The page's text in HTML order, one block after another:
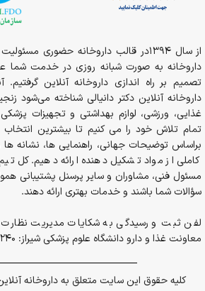
تصمیم بر راه اندازی داروخانه آنلاین
داروخانه آنلاین دکتر دانیالی شناخته می‌شود
غذایی، ورزشی، لوازم بهداشتی و تجهیزات
تمام تلاش خود را می کنیم تا بیشترین
براساس توضیحات جهانی، راهنمایی ها، نشانه
کاملی از مواد تشکیل دهنده ارائه دهیم. کل
مسئول فنی، مشاوران و سایر پرسنل پشتیبانی
سؤالات شما باشند و خدمات بهتری ارائه دهند.
لفن ثبت و رسیدگی به شکایات مدیریت نظارت
معاونت غذا و دارو دانشگاه علوم پزشکی شیراز: 0712122240 و 1819
کلیه حقوق این سایت متعلق به داروخانه